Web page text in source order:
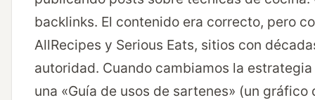
backlinks. El contenido era correcto, pero
AllRecipes y Serious Eats, sitios con
autoridad. Cuando cambiamos la
una «Guía de usos de sartenes» (un gráfico